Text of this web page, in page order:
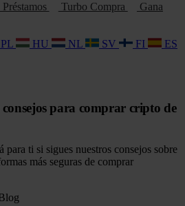
Préstamos Turbo Compra
Gana
PL HU NL SV FI
ES
para comprar cripto de
para ti si sigues nuestros consejos sobre
más seguras de comprar